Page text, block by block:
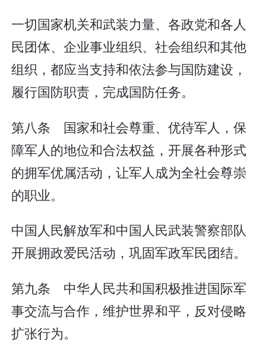
一切国家机关和武装力量、各政党和各人
民团体、企业事业组织、社会组织和其他
组织，都应当支持和依法参与国防建设，
履行国防职责，完成国防任务。
第八条 国家和社会尊重、优待军人，保
障军人的地位和合法权益，开展各种形式
的拥军优属活动，让军人成为全社会尊崇
的职业。
中国人民解放军和中国人民武装警察部队
开展拥政爱民活动，巩固军政军民团结。
第九条 中华人民共和国积极推进国际军
事交流与合作，维护世界和平，反对侵略
扩张行为。